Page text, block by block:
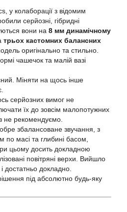
у колаборації з відомим
серйозні, гібридні
вони на 8 мм динамічному
трьох кастомних балансних
оригінально та стильно.
чашечок та малій вазі
Міняти на щось інше
серйозних вимог не
їх до зовсім малопотужних
не рекомендуємо.
збалансоване звучання, з
по масі та глибині басом,
цьому досить докладною
повітряні верхи. Вийшло
достатньо докладно.
під абсолютно будь-яку